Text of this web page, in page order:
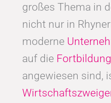
großes Thema in
nicht nur in
moderne
auf die Fortbildung
angewiesen sind,